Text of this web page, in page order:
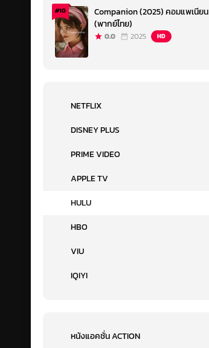
#10
Companion (2025) คอมแพเนียน
(พากย์ไทย)
0.0 2025 HD
NETFLIX
DISNEY PLUS
PRIME VIDEO
APPLE TV
HULU
HBO
VIU
IQIYI
หนังแอคชั่น ACTION